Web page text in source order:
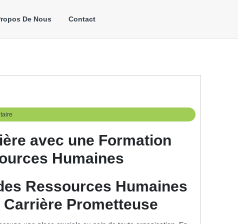
De Nous Contact
avec une Formation
Humaines
Ressources Humaines
Prometteuse